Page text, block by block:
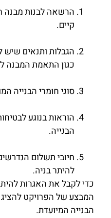
הרשאה לבנות מבנה
קיים.
הגבלות ותנאים שיש
כגון התאמת המבנה
סוגי חומרי הבנייה
הוראות בנוגע
הבנייה.
חיובי תשלום
להיתר בניה.
כדי לקבל את האגרות
המבצע של הפרויקט
הבנייה המיועדת.